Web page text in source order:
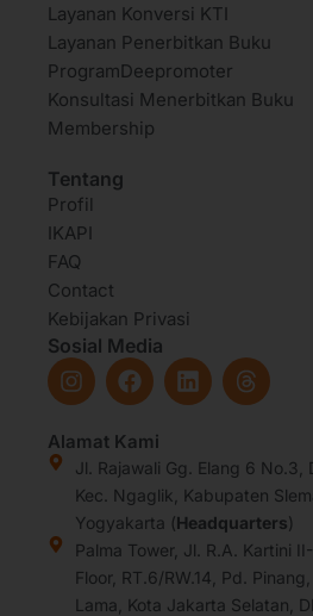
Layanan Konversi KTI
Layanan Penerbitkan Buku
ProgramDeepromoter
Konsultasi Menerbitkan Buku
Membership
Tentang
Profil
IKAPI
FAQ
Contact
Kebijakan Privasi
Sosial Media
I
n
t
a
g
r
a
m
F
a
e
b
o
o
k
L
i
e
d
i
n
T
h
a
d
s
Alamat Kami
Jl. Rajawali Gg. Elang 6 No.3,
Kec. Ngaglik, Kabupaten
Yogyakarta (Headquarters)
Palma Tower, Jl. R.A. Kartini
Floor, RT.6/RW.14, Pd.
Lama, Kota Jakarta Selatan,